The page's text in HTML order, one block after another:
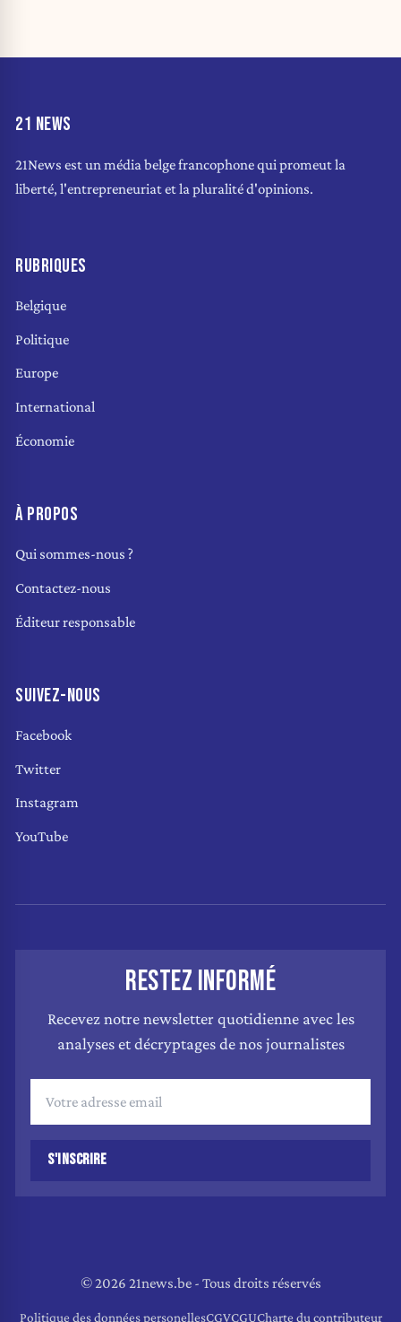
21 NEWS
21News est un média belge francophone qui promeut la
liberté, l'entrepreneuriat et la pluralité d'opinions.
RUBRIQUES
Belgique
Politique
Europe
International
Économie
À PROPOS
Qui sommes-nous ?
Contactez-nous
Éditeur responsable
SUIVEZ-NOUS
Facebook
Twitter
Instagram
YouTube
RESTEZ INFORMÉ
Recevez notre newsletter quotidienne avec les
analyses et décryptages de nos journalistes
S'INSCRIRE
© 2026 21news.be - Tous droits réservés
Politique des données personellesCGVCGUCharte du contributeur